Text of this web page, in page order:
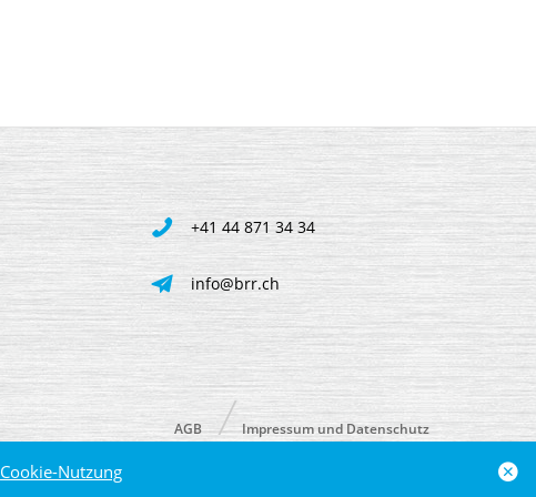
Cookie-Nutzung
+41 44 871 34 34
info@brr.ch
AGB Impressum und Datenschutz